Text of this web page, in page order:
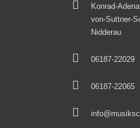
Konrad-
von-Suttner-
Nidderau
06187-22029
06187-22065